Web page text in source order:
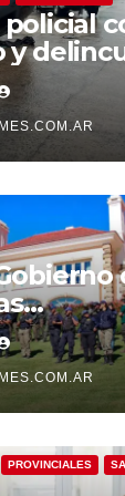
y
San
que el
todos
PROVINCIALES